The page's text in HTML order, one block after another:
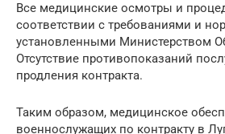
Все медицинские осмотры и
соответствии с требованиями и
установленными Министерством
Отсутствие противопоказаний
продления контракта.
Таким образом, медицинское
военнослужащих по контракту в